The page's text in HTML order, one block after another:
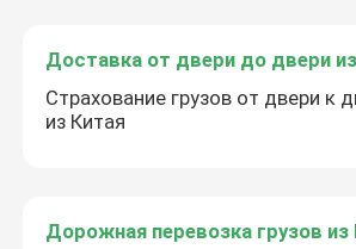
Доставка от двери до двери
Страхование грузов от двери к
из Китая
Дорожная перевозка грузов из